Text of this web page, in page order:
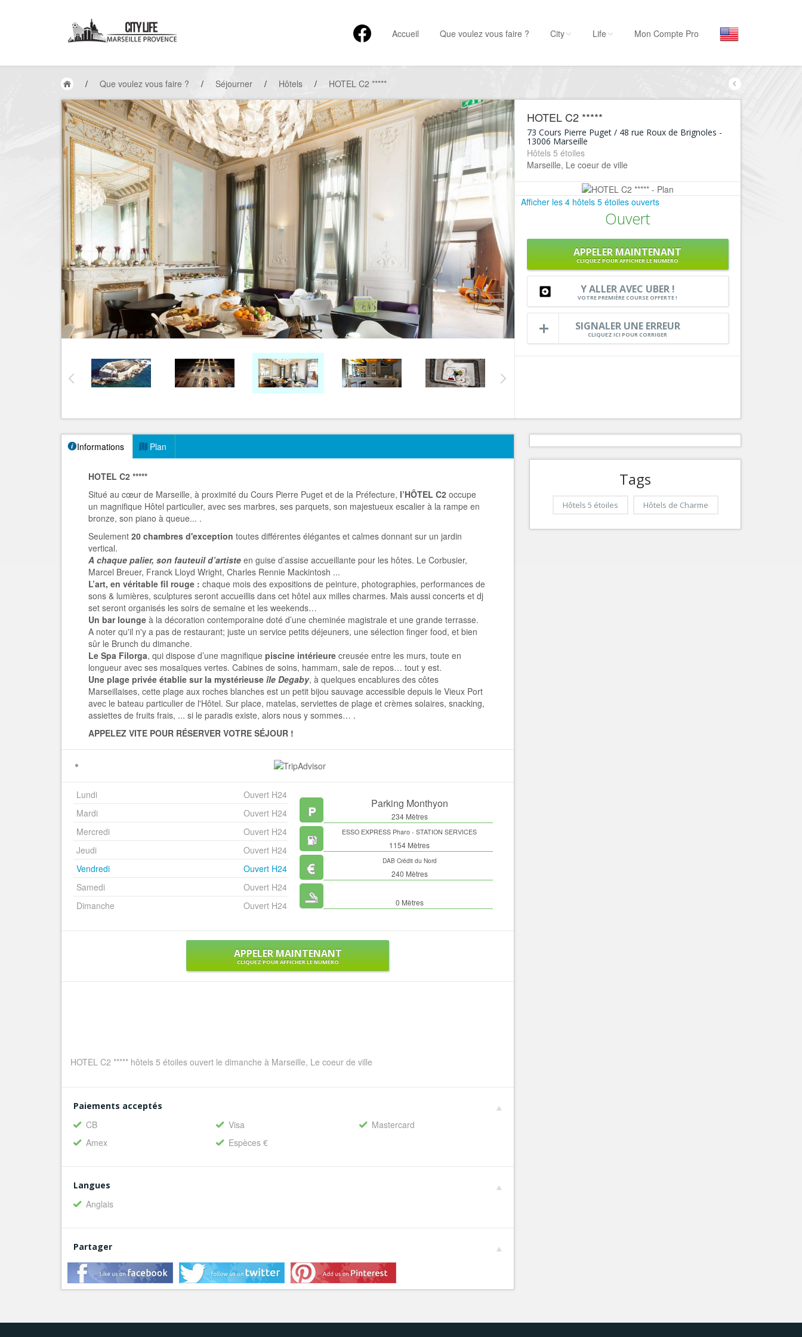
Accueil Que voulez vous faire ?
Loisirs
City Life Mon Compte Pro
/ Que voulez vous faire ? / Séjourner / Hôtels / HOTEL C2 *****
HOTEL C2 *****
73 Cours Pierre Puget / 48 rue Roux de Brignoles -
13006 Marseille
Hôtels 5 étoiles
Marseille, Le coeur de ville
Afficher les 4 hôtels 5 étoiles ouverts
Ouvert
APPELER MAINTENANT
CLIQUEZ POUR AFFICHER LE NUMÉRO
Y ALLER AVEC UBER !
VOTRE PREMIÈRE COURSE OFFERTE !
SIGNALER UNE ERREUR
CLIQUEZ ICI POUR CORRIGER
Informations Plan
HOTEL C2 *****
Situé au cœur de Marseille, à proximité du Cours Pierre Puget et de la Préfecture, l’HÔTEL C2 occupe
un magnifique Hôtel particulier, avec ses marbres, ses parquets, son majestueux escalier à la rampe en
bronze, son piano à queue... .
Seulement 20 chambres d'exception toutes différentes élégantes et calmes donnant sur un jardin
vertical.
A chaque palier, son fauteuil d’artiste en guise d’assise accueillante pour les hôtes. Le Corbusier,
Marcel Breuer, Franck Lloyd Wright, Charles Rennie Mackintosh ...
L’art, en véritable fil rouge : chaque mois des expositions de peinture, photographies, performances de
sons & lumières, sculptures seront accueillis dans cet hôtel aux milles charmes. Mais aussi concerts et dj
set seront organisés les soirs de semaine et les weekends…
Un bar lounge à la décoration contemporaine doté d’une cheminée magistrale et une grande terrasse.
A noter qu'il n'y a pas de restaurant; juste un service petits déjeuners, une sélection finger food, et bien
sûr le Brunch du dimanche.
Le Spa Filorga, qui dispose d’une magnifique piscine intérieure creusée entre les murs, toute en
longueur avec ses mosaïques vertes. Cabines de soins, hammam, sale de repos… tout y est.
Une plage privée établie sur la mystérieuse île Degaby, à quelques encablures des côtes
Marseillaises, cette plage aux roches blanches est un petit bijou sauvage accessible depuis le Vieux Port
avec le bateau particulier de l'Hôtel. Sur place, matelas, serviettes de plage et crèmes solaires, snacking,
assiettes de fruits frais, ... si le paradis existe, alors nous y sommes… .
APPELEZ VITE POUR RÉSERVER VOTRE SÉJOUR !
Lundi
Ouvert H24
Mardi
Ouvert H24
Mercredi
Ouvert H24
Jeudi
Ouvert H24
Vendredi
Ouvert H24
Samedi
Ouvert H24
Dimanche
Ouvert H24
Parking Monthyon
234 Mètres
ESSO EXPRESS Pharo - STATION SERVICES
1154 Mètres
DAB Crédit du Nord
240 Mètres
0 Mètres
APPELER MAINTENANT
CLIQUEZ POUR AFFICHER LE NUMÉRO
HOTEL C2 ***** hôtels 5 étoiles ouvert le dimanche à Marseille, Le coeur de ville
Paiements acceptés
CB Visa
Mastercard
Amex
Espèces €
Langues
Anglais
Partager
Tags
Hôtels 5 étoiles Hôtels de Charme